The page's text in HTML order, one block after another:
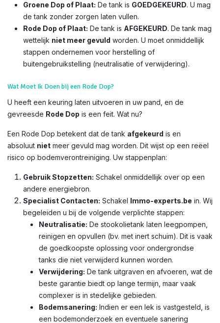
Groene Dop of Plaat: De tank is GOEDGEKEURD. U mag
de tank zonder zorgen laten vullen.
Rode Dop of Plaat: De tank is AFGEKEURD. De tank mag
wettelijk niet meer gevuld worden. U moet onmiddellijk
stappen ondernemen voor herstelling of
buitengebruikstelling (neutralisatie of verwijdering).
Wat Moet Ik Doen bij een Rode Dop?
U heeft een keuring laten uitvoeren in uw pand, en de
gevreesde Rode Dop is een feit. Wat nu?
Een Rode Dop betekent dat de tank afgekeurd is en
absoluut niet meer gevuld mag worden. Dit wijst op een reëel
risico op bodemverontreiniging. Uw stappenplan:
Gebruik Stopzetten: Schakel onmiddellijk over op een
andere energiebron.
Specialist Contacten: Schakel Immo-experts.be in. Wij
begeleiden u bij de volgende verplichte stappen:
Neutralisatie: De stookolietank laten leegpompen,
reinigen en opvullen (bv. met inert schuim). Dit is vaak
de goedkoopste oplossing voor ondergrondse
tanks die niet verwijderd kunnen worden.
Verwijdering: De tank uitgraven en afvoeren, wat de
beste garantie biedt op lange termijn, maar vaak
complexer is in stedelijke gebieden.
Bodemsanering: Indien er een lek is vastgesteld, is
een bodemonderzoek en eventuele sanering